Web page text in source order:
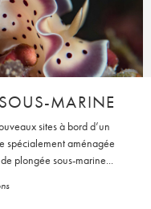
MARINE
sites à bord d’un
spécialement aménagée
plongée sous-marine...